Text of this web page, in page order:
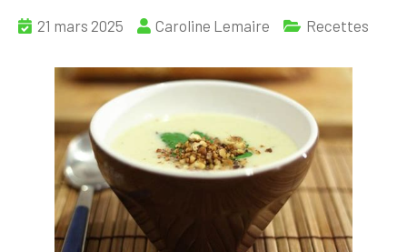
21 mars 2025 Caroline Lemaire Recettes